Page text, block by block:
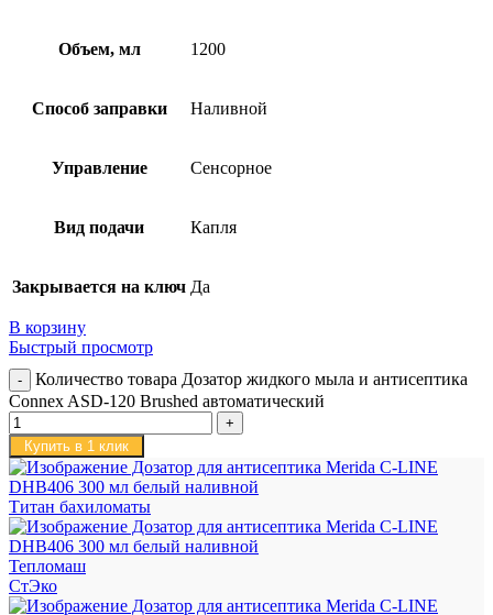
Объем, мл 1200
Способ заправки Наливной
Управление Сенсорное
Вид подачи Капля
Закрывается на ключ Да
В корзину
Быстрый просмотр
Количество товара Дозатор жидкого мыла и антисептика
Connex ASD-120 Brushed автоматический
Купить в 1 клик
Титан бахиломаты
Тепломаш
СтЭко